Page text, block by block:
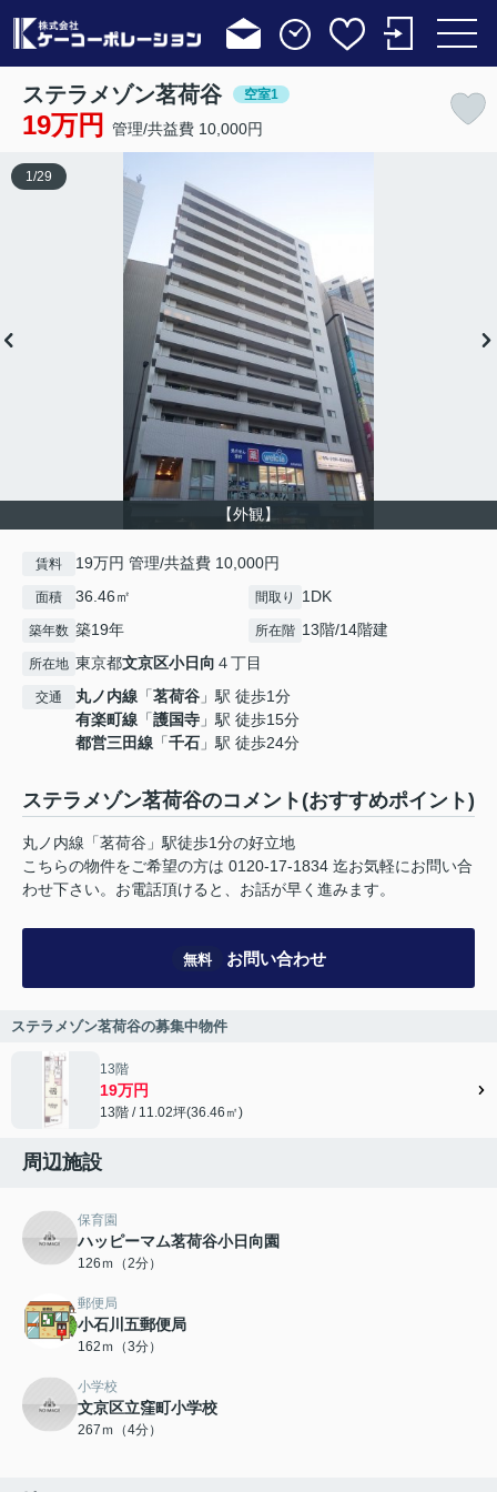
ステラメゾン茗荷谷 空室1
19万円 管理/共益費 10,000円
【外観】
1 /29
賃料 19万円 管理/共益費 10,000円
面積 36.46㎡ 間取り 1DK
築年数 築19年 所在階 13階/14階建
所在地 東京都文京区小日向 ４丁目
交通 丸ノ内線 「茗荷谷 」駅 徒歩1分
有楽町線 「護国寺 」駅 徒歩15分
都営三田線 「千石 」駅 徒歩24分
ステラメゾン茗荷谷のコメント(おすすめポイント)
丸ノ内線「茗荷谷」駅徒歩1分の好立地
こちらの物件をご希望の方は 0120-17-1834 迄お気軽にお問い合
わせ下さい。お電話頂けると、お話が早く進みます。
無料 お問い合わせ
ステラメゾン茗荷谷の募集中物件
13階
19万円
13階 / 11.02坪(36.46㎡)
周辺施設
保育園
ハッピーマム茗荷谷小日向園
126ｍ（2分）
郵便局
小石川五郵便局
162ｍ（3分）
小学校
文京区立窪町小学校
267ｍ（4分）